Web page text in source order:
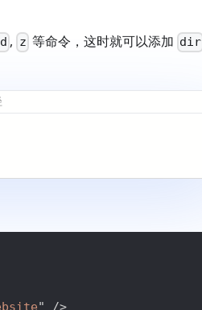
, z 等命令，这时就可以添加 dir
" />